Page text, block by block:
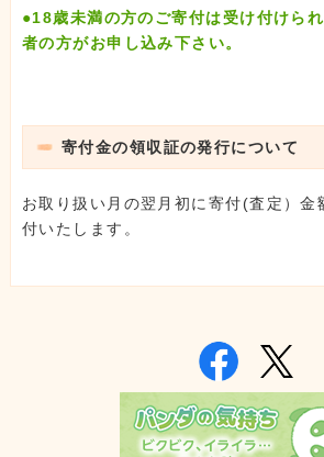
●18歳未満の方のご寄付は受け付けら
者の方がお申し込み下さい。
寄付金の領収証の発行について
お取り扱い月の翌月初に寄付(査定）金
付いたします。